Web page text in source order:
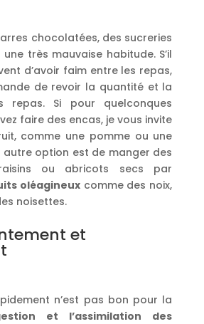
chocolatées, des sucreries
très mauvaise habitude. S’il
d’avoir faim entre les repas,
de revoir la quantité et la
repas. Si pour quelconques
faire des encas, je vous invite
comme une pomme ou une
autre option est de manger des
ou abricots secs par
oléagineux comme des noix,
noisettes.
et
n’est pas bon pour la
et l’assimilation des